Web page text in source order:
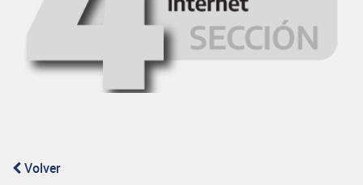
Volver